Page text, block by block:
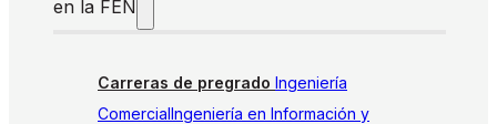
en la FEN
Carreras de pregrado Ingeniería
ComercialIngeniería en Información y